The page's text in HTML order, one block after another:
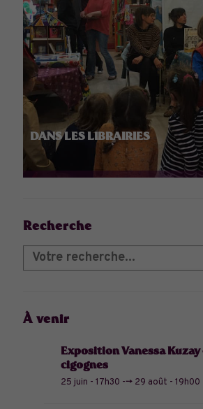
DANS LES LIBRAIRIES
Recherche
À venir
Exposition Vanessa Kuzay
cigognes
25 juin - 17h30 --> 29 août - 19h00